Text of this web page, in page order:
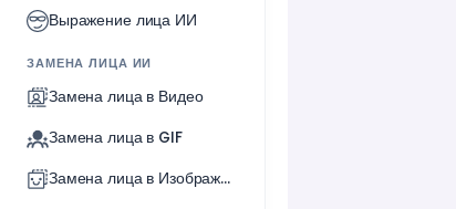
Выражение лица ИИ
ЗАМЕНА ЛИЦА ИИ
Замена лица в Видео
Замена лица в GIF
Замена лица в Изображении